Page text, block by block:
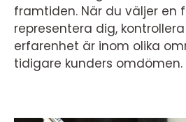
framtiden. När du väljer en
representera dig,
erfarenhet är inom olika
tidigare kunders omdömen.